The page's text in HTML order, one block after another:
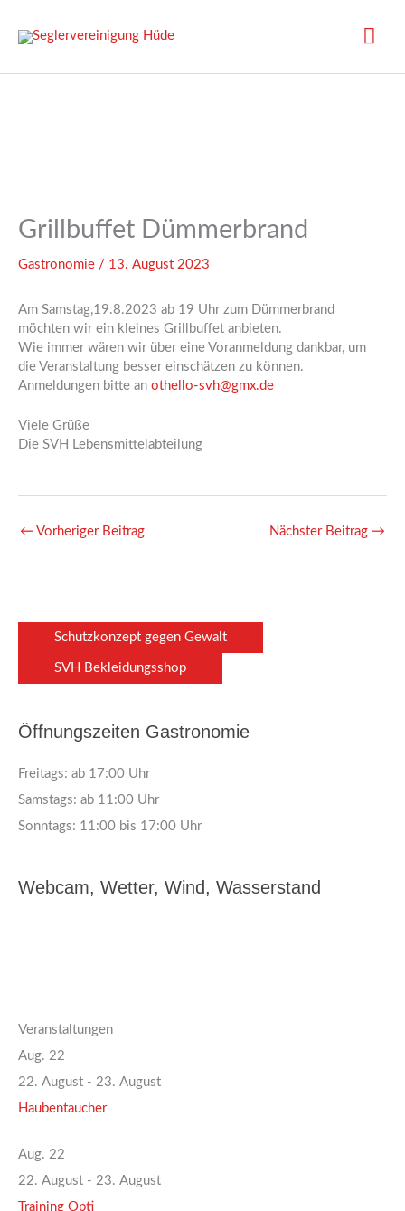
Inhalt
springen
Grillbuffet Dümmerbrand
Gastronomie / 13. August 2023
Am Samstag,19.8.2023 ab 19 Uhr zum Dümmerbrand
möchten wir ein kleines Grillbuffet anbieten.
Wie immer wären wir über eine Voranmeldung dankbar, um
die Veranstaltung besser einschätzen zu können.
Anmeldungen bitte an othello-svh@gmx.de
Viele Grüße
Die SVH Lebensmittelabteilung
← Vorheriger Beitrag Nächster Beitrag →
Schutzkonzept gegen Gewalt
SVH Bekleidungsshop
Öffnungszeiten Gastronomie
Freitags: ab 17:00 Uhr
Samstags: ab 11:00 Uhr
Sonntags: 11:00 bis 17:00 Uhr
Webcam, Wetter, Wind, Wasserstand
Veranstaltungen
Aug. 22
22. August - 23. August
Haubentaucher
Aug. 22
22. August - 23. August
Training Opti